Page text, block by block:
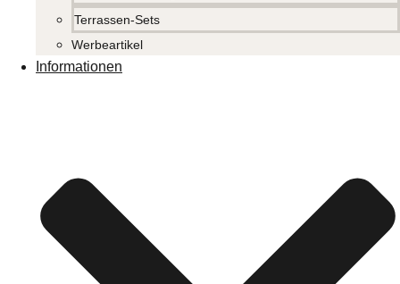
Terrassen-Sets
Werbeartikel
Informationen